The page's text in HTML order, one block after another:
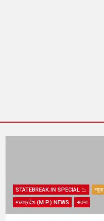
STATEBREAK.IN SPECIAL 📉
न्यूज़
मध्यप्रदेश (M.P.) NEWS
सतना